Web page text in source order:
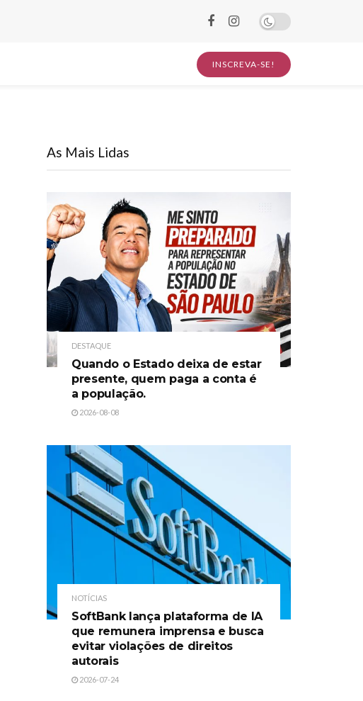
INSCREVA-SE!
As Mais Lidas
DESTAQUE
Quando o Estado deixa de estar
presente, quem paga a conta é
a população.
2026-08-08
NOTÍCIAS
SoftBank lança plataforma de IA
que remunera imprensa e busca
evitar violações de direitos
autorais
2026-07-24